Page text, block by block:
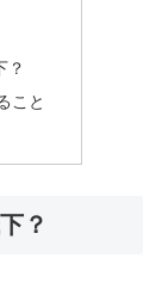
？
こと
？